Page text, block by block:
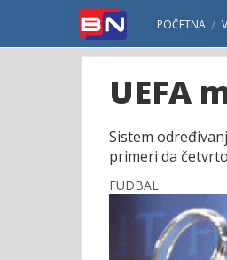
POČETNA
UEFA
Sistem
primeri da
FUDBAL